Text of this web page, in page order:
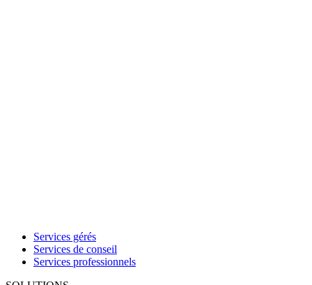
Services gérés
Services de conseil
Services professionnels